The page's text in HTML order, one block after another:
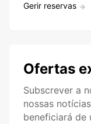
Gerir reservas
Ofertas
Subscrever a
nossas
beneficiará de